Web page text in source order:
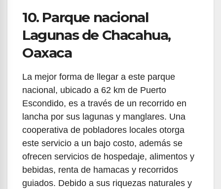
10. Parque nacional
Lagunas de Chacahua,
Oaxaca
La mejor forma de llegar a este parque
nacional, ubicado a 62 km de Puerto
Escondido, es a través de un recorrido en
lancha por sus lagunas y manglares. Una
cooperativa de pobladores locales otorga
este servicio a un bajo costo, además se
ofrecen servicios de hospedaje, alimentos y
bebidas, renta de hamacas y recorridos
guiados. Debido a sus riquezas naturales y